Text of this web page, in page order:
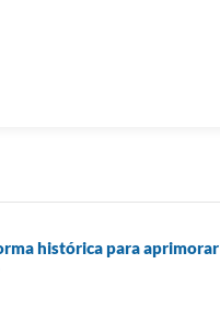
histórica para aprimorar